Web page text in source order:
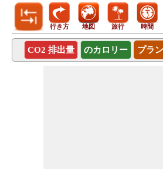
行き方 地図 旅行 時間
CO2 排出量 のカロリー プラ